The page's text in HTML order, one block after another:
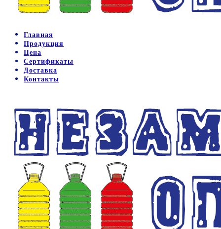
Главная
Продукция
Цена
Сертификаты
Доставка
Контакты